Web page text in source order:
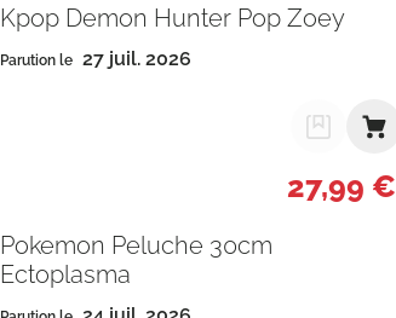
Kpop Demon Hunter Pop Zoey
Parution le 27 juil. 2026
27,99 €
Pokemon Peluche 30cm
Ectoplasma